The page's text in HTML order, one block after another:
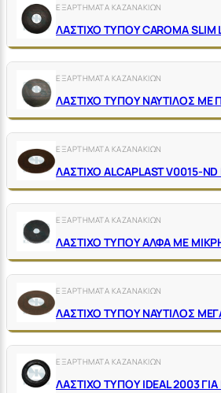
ΕΞΑΡΤΗΜΑΤΑ ΚΑΖΑΝΑΚΙΩΝ
ΕΞΑΡΤΗΜΑΤΑ ΚΑΖΑΝΑΚΙΩΝ
ΕΞΑΡΤΗΜΑΤΑ ΚΑΖΑΝΑΚΙΩΝ
ΕΞΑΡΤΗΜΑΤΑ ΚΑΖΑΝΑΚΙΩΝ
ΕΞΑΡΤΗΜΑΤΑ ΚΑΖΑΝΑΚΙΩΝ
ΕΞΑΡΤΗΜΑΤΑ ΚΑΖΑΝΑΚΙΩΝ